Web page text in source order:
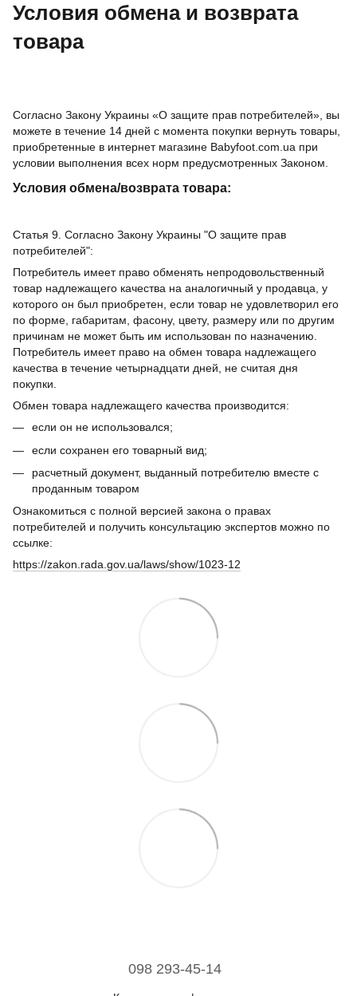
Условия обмена и возврата
товара
Согласно Закону Украины «О защите прав потребителей», вы
можете в течение 14 дней с момента покупки вернуть товары,
приобретенные в интернет магазине Babyfoot.com.ua при
условии выполнения всех норм предусмотренных Законом.
Условия обмена/возврата товара:
Статья 9. Согласно Закону Украины "О защите прав
потребителей":
Потребитель имеет право обменять непродовольственный
товар надлежащего качества на аналогичный у продавца, у
которого он был приобретен, если товар не удовлетворил его
по форме, габаритам, фасону, цвету, размеру или по другим
причинам не может быть им использован по назначению.
Потребитель имеет право на обмен товара надлежащего
качества в течение четырнадцати дней, не считая дня
покупки.
Обмен товара надлежащего качества производится:
если он не использовался;
если сохранен его товарный вид;
расчетный документ, выданный потребителю вместе с
проданным товаром
Ознакомиться с полной версией закона о правах
потребителей и получить консультацию экспертов можно по
ссылке:
https://zakon.rada.gov.ua/laws/show/1023-12
098 293-45-14